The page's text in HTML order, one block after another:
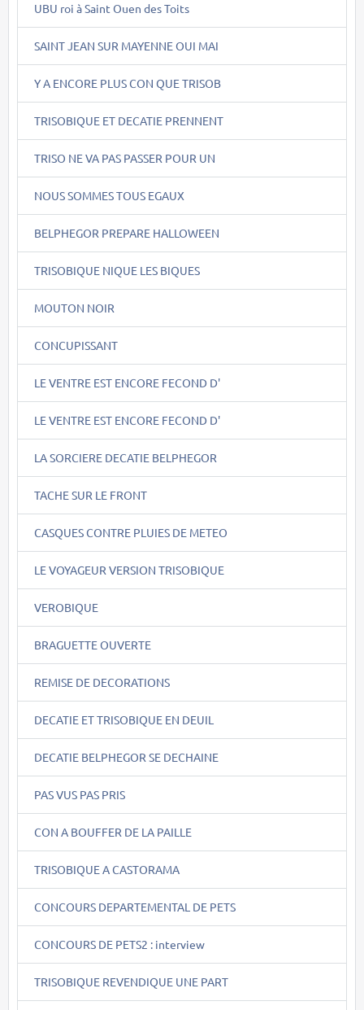
UBU roi à Saint Ouen des Toits
SAINT JEAN SUR MAYENNE OUI MAI
Y A ENCORE PLUS CON QUE TRISOB
TRISOBIQUE ET DECATIE PRENNENT
TRISO NE VA PAS PASSER POUR UN
NOUS SOMMES TOUS EGAUX
BELPHEGOR PREPARE HALLOWEEN
TRISOBIQUE NIQUE LES BIQUES
MOUTON NOIR
CONCUPISSANT
LE VENTRE EST ENCORE FECOND D'
LE VENTRE EST ENCORE FECOND D'
LA SORCIERE DECATIE BELPHEGOR
TACHE SUR LE FRONT
CASQUES CONTRE PLUIES DE METEO
LE VOYAGEUR VERSION TRISOBIQUE
VEROBIQUE
BRAGUETTE OUVERTE
REMISE DE DECORATIONS
DECATIE ET TRISOBIQUE EN DEUIL
DECATIE BELPHEGOR SE DECHAINE
PAS VUS PAS PRIS
CON A BOUFFER DE LA PAILLE
TRISOBIQUE A CASTORAMA
CONCOURS DEPARTEMENTAL DE PETS
CONCOURS DE PETS2 : interview
TRISOBIQUE REVENDIQUE UNE PART